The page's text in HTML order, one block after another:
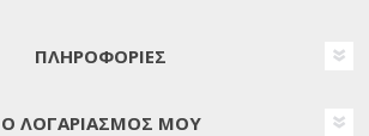
ΠΛΗΡΟΦΟΡΊΕΣ
Ο ΛΟΓΑΡΙΑΣΜΌΣ ΜΟΥ